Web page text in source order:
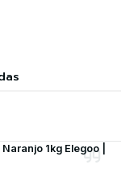
1kg Elegoo |